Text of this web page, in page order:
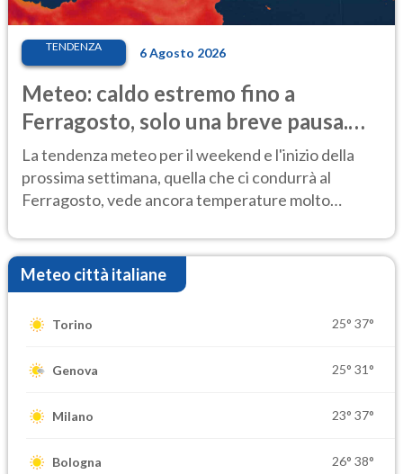
TENDENZA 6 Agosto 2026
Meteo: caldo estremo fino a
Ferragosto, solo una breve pausa.
Ecco dove
La tendenza meteo per il weekend e l'inizio della
prossima settimana, quella che ci condurrà al
Ferragosto, vede ancora temperature molto
Meteo città italiane
Torino 25° 37°
Genova 25° 31°
Milano 23° 37°
Bologna 26° 38°